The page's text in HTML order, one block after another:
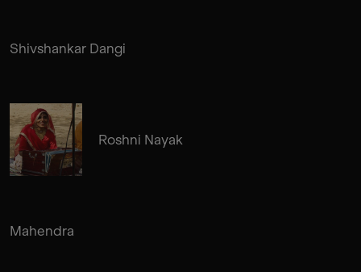
Shivshankar Dangi
Roshni Nayak
Mahendra